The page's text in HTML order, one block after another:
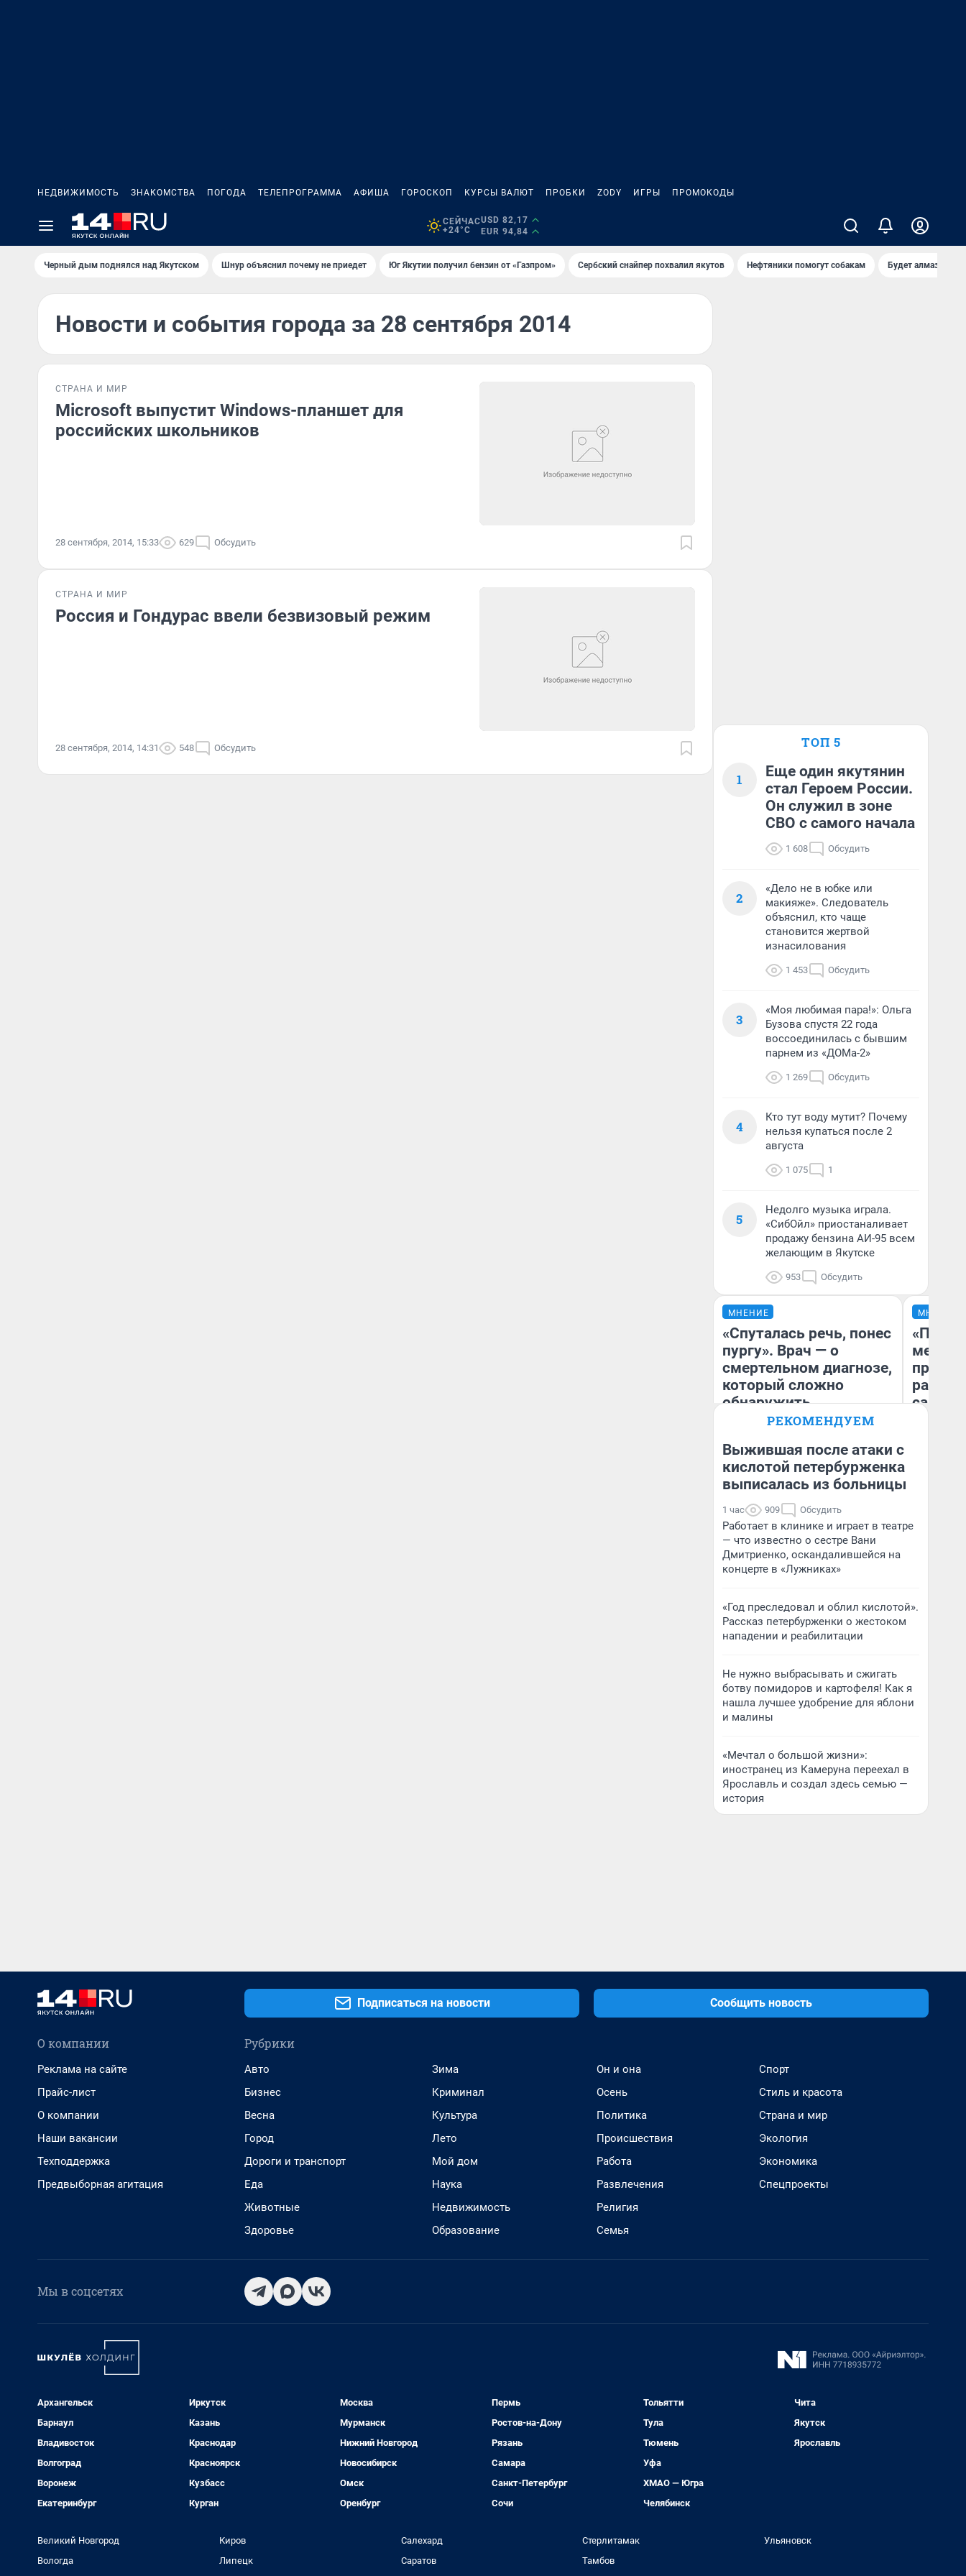
НЕДВИЖИМОСТЬ ЗНАКОМСТВА ПОГОДА ТЕЛЕПРОГРАММА АФИША ГОРОСКОП КУРСЫ ВАЛЮТ ПРОБКИ ZODY ИГРЫ ПРОМОКОДЫ
СЕЙЧАС
+24°C
USD 82,17
EUR 94,84
Черный дым поднялся над Якутском Шнур объяснил почему не приедет Юг Якутии получил бензин от «Газпром» Сербский снайпер похвалил якутов Нефтяники помогут собакам Будет алмазный
Новости и события города за 28 сентября 2014
СТРАНА И МИР
Microsoft выпустит Windows-планшет для
российских школьников
28 сентября, 2014, 15:33 629 Обсудить
СТРАНА И МИР
Россия и Гондурас ввели безвизовый режим
28 сентября, 2014, 14:31 548 Обсудить ТОП 5
1
Еще один якутянин
стал Героем России.
Он служил в зоне
СВО с самого начала
1 608 Обсудить
2
«Дело не в юбке или
макияже». Следователь
объяснил, кто чаще
становится жертвой
изнасилования
1 453 Обсудить
3
«Моя любимая пара!»: Ольга
Бузова спустя 22 года
воссоединилась с бывшим
парнем из «ДОМа-2»
1 269 Обсудить
4
Кто тут воду мутит? Почему
нельзя купаться после 2
августа
1 075 1
5
Недолго музыка играла.
«СибОйл» приостаналивает
продажу бензина АИ-95 всем
желающим в Якутске
953 Обсудить
МНЕНИЕ
«Спуталась речь, понес
пургу». Врач — о
смертельном диагнозе,
который сложно
обнаружить
Ирина Волкова
Главврач клиники
«Реабилитация доктора
МНЕНИЕ
самом
РЕКОМЕНДУЕМ
Выжившая после атаки с
кислотой петербурженка
выписалась из больницы
1 час 909 Обсудить
Работает в клинике и играет в театре
— что известно о сестре Вани
Дмитриенко, оскандалившейся на
концерте в «Лужниках»
«Год преследовал и облил кислотой».
Рассказ петербурженки о жестоком
нападении и реабилитации
Не нужно выбрасывать и сжигать
ботву помидоров и картофеля! Как я
нашла лучшее удобрение для яблони
и малины
«Мечтал о большой жизни»:
иностранец из Камеруна переехал в
Ярославль и создал здесь семью —
история
Подписаться на новости Сообщить новость
О компании
Реклама на сайте
Прайс-лист
О компании
Наши вакансии
Техподдержка
Предвыборная агитация
Рубрики
Авто
Бизнес
Весна
Город
Дороги и транспорт
Еда
Животные
Здоровье
Зима
Криминал
Культура
Лето
Мой дом
Наука
Недвижимость
Образование
Он и она
Осень
Политика
Происшествия
Работа
Развлечения
Религия
Семья
Спорт
Стиль и красота
Страна и мир
Экология
Экономика
Спецпроекты
Мы в соцсетях
Архангельск
Барнаул
Владивосток
Волгоград
Воронеж
Екатеринбург
Иркутск
Казань
Краснодар
Красноярск
Кузбасс
Курган
Москва
Мурманск
Нижний Новгород
Новосибирск
Омск
Оренбург
Пермь
Ростов-на-Дону
Рязань
Самара
Санкт-Петербург
Сочи
Тольятти
Тула
Тюмень
Уфа
ХМАО — Югра
Челябинск
Чита
Якутск
Ярославль
Великий Новгород
Вологда
Киров
Липецк
Салехард
Саратов
Стерлитамак
Тамбов
Ульяновск